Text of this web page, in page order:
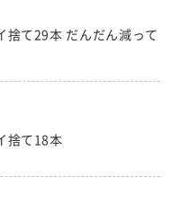
捨て29本 だんだん減って
捨て18本